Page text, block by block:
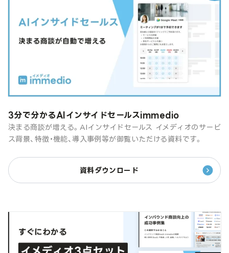
3分で分かるAIインサイドセールスimmedio
決まる商談が増える。AIインサイドセールス イメディオのサービ
ス背景、特徴・機能、導入事例等が御覧いただける資料です。
資料ダウンロード